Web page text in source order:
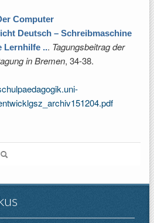
Computer
Deutsch – Schreibmaschine
Lernhilfe ... Tagungsbeitrag der
in Bremen, 34-38.